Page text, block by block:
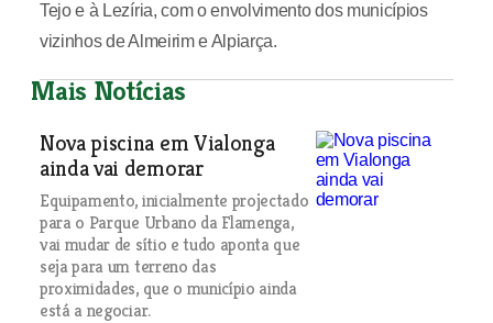
Tejo e à Lezíria, com o envolvimento dos municípios
vizinhos de Almeirim e Alpiarça.
Mais Notícias
Nova piscina em Vialonga
ainda vai demorar
Equipamento, inicialmente projectado
para o Parque Urbano da Flamenga,
vai mudar de sítio e tudo aponta que
seja para um terreno das
proximidades, que o município ainda
está a negociar.